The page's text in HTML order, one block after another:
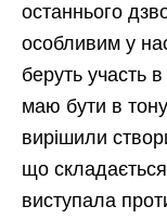
останнього
особливим у
беруть участь
маю бути в
вирішили
що складається
виступала